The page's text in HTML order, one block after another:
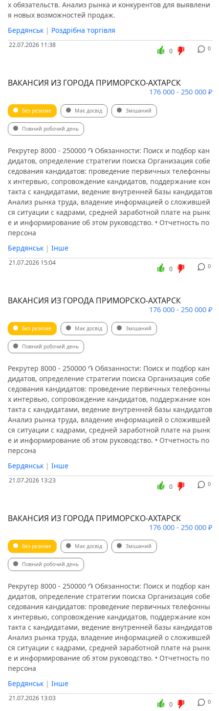
х обязательств. Анализ рынка и конкурентов для выявлени
я новых возможностей продаж.
Бердянськ | Роздрібна торгівля
22.07.2026 11:38 0
0
ВАКАНСИЯ ИЗ ГОРОДА ПРИМОРСКО-АХТАРСК
176 000 - 250 000 ₽
Без резюме Має досвід Змішаний
Повний робочий день
Рекрутер 8000 - 250000 ֏ Обязанности: Поиск и подбор кан
дидатов, определение стратегии поиска Организация собе
седования кандидатов: проведение первичных телефонны
х интервью, сопровождение кандидатов, поддержание кон
такта с кандидатами, ведение внутренней базы кандидатов
Анализ рынка труда, владение информацией о сложившей
ся ситуации с кадрами, средней заработной плате на рынк
е и информирование об этом руководство. • Отчетность по
персона
Бердянськ | Інше
21.07.2026 15:04 0
0
ВАКАНСИЯ ИЗ ГОРОДА ПРИМОРСКО-АХТАРСК
176 000 - 250 000 ₽
Без резюме Має досвід Змішаний
Повний робочий день
Рекрутер 8000 - 250000 ֏ Обязанности: Поиск и подбор кан
дидатов, определение стратегии поиска Организация собе
седования кандидатов: проведение первичных телефонны
х интервью, сопровождение кандидатов, поддержание кон
такта с кандидатами, ведение внутренней базы кандидатов
Анализ рынка труда, владение информацией о сложившей
ся ситуации с кадрами, средней заработной плате на рынк
е и информирование об этом руководство. • Отчетность по
персона
Бердянськ | Інше
21.07.2026 13:23 0
0
ВАКАНСИЯ ИЗ ГОРОДА ПРИМОРСКО-АХТАРСК
176 000 - 250 000 ₽
Без резюме Має досвід Змішаний
Повний робочий день
Рекрутер 8000 - 250000 ֏ Обязанности: Поиск и подбор кан
дидатов, определение стратегии поиска Организация собе
седования кандидатов: проведение первичных телефонны
х интервью, сопровождение кандидатов, поддержание кон
такта с кандидатами, ведение внутренней базы кандидатов
Анализ рынка труда, владение информацией о сложившей
ся ситуации с кадрами, средней заработной плате на рынк
е и информирование об этом руководство. • Отчетность по
персона
Бердянськ | Інше
21.07.2026 13:03 0
0